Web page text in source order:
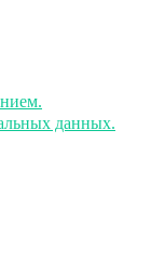
данных.